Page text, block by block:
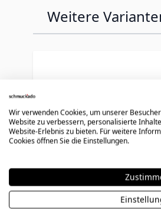
Weitere
Wir verwenden Cookies, um unserer
Website zu verbessern, personalisierte
Website-Erlebnis zu bieten. Für weitere
Cookies öffnen Sie die Einstellungen.